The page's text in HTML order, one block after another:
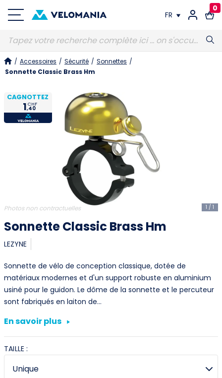
FR
FR
0
/ Accessoires / Sécurité / Sonnettes /
Sonnette Classic Brass Hm
CAGNOTTEZ
1,40
CHF
1 / 1
Photos non contractuelles
Sonnette Classic Brass Hm
LEZYNE
Sonnette de vélo de conception classique, dotée de
matériaux modernes et d'un support robuste en aluminium
usiné pour le guidon. Le dôme de la sonnette et le percuteur
sont fabriqués en laiton de…
En savoir plus
TAILLE :